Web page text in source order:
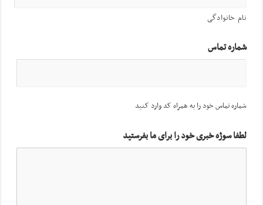
نام خانوادگی
شماره تماس
شماره تماس خود را به همراه کد وارد کنید
لطفا سوژه خبری خود را برای ما بفرستید